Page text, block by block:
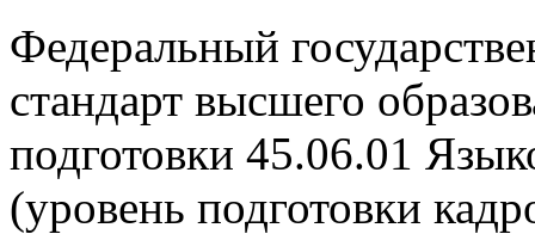
Федеральный
стандарт высшего
подготовки 45.06.01
(уровень подготовки